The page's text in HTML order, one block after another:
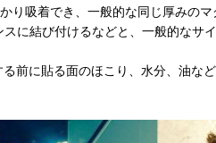
吸着でき、一般的な同じ厚みの
に結び付けるなどと、一般的なサ
前に貼る面のほこり、水分、油